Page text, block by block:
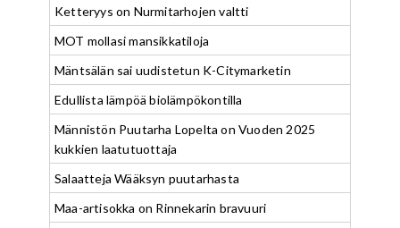
Ketteryys on Nurmitarhojen valtti
MOT mollasi mansikkatiloja
Mäntsälän sai uudistetun K-Citymarketin
Edullista lämpöä biolämpökontilla
Männistön Puutarha Lopelta on Vuoden 2025
kukkien laatutuottaja
Salaatteja Wääksyn puutarhasta
Maa-artisokka on Rinnekarin bravuuri